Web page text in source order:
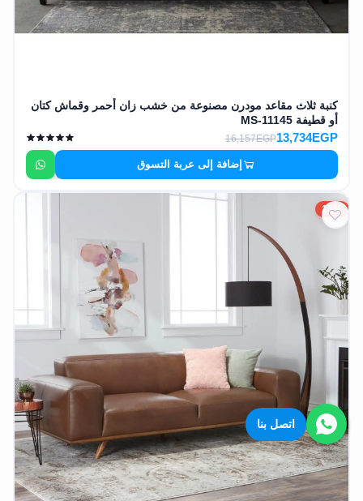
اتصل بنا
كنبة ثلاث مقاعد مودرن مصنوعة من خشب زان أحمر وقماش كتان
أو قطيفة MS-11145
13,734EGP
16,157EGP
إضافة إلى عربة التسوق
15%